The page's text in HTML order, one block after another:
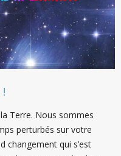
Terre. Nous sommes
perturbés sur votre
changement qui s’est